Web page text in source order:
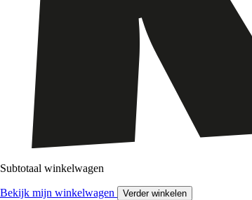
Subtotaal winkelwagen
Bekijk mijn winkelwagen Verder winkelen